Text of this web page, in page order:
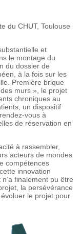
du CHUT, Toulouse
et
le montage du
du dossier de
à la fois sur les
Première brique
murs », le projet
chroniques au
un dispositif
vous à
de réservation en
à rassembler,
acteurs de mondes
compétences
innovation
finalement pu être
la persévérance
le projet pour